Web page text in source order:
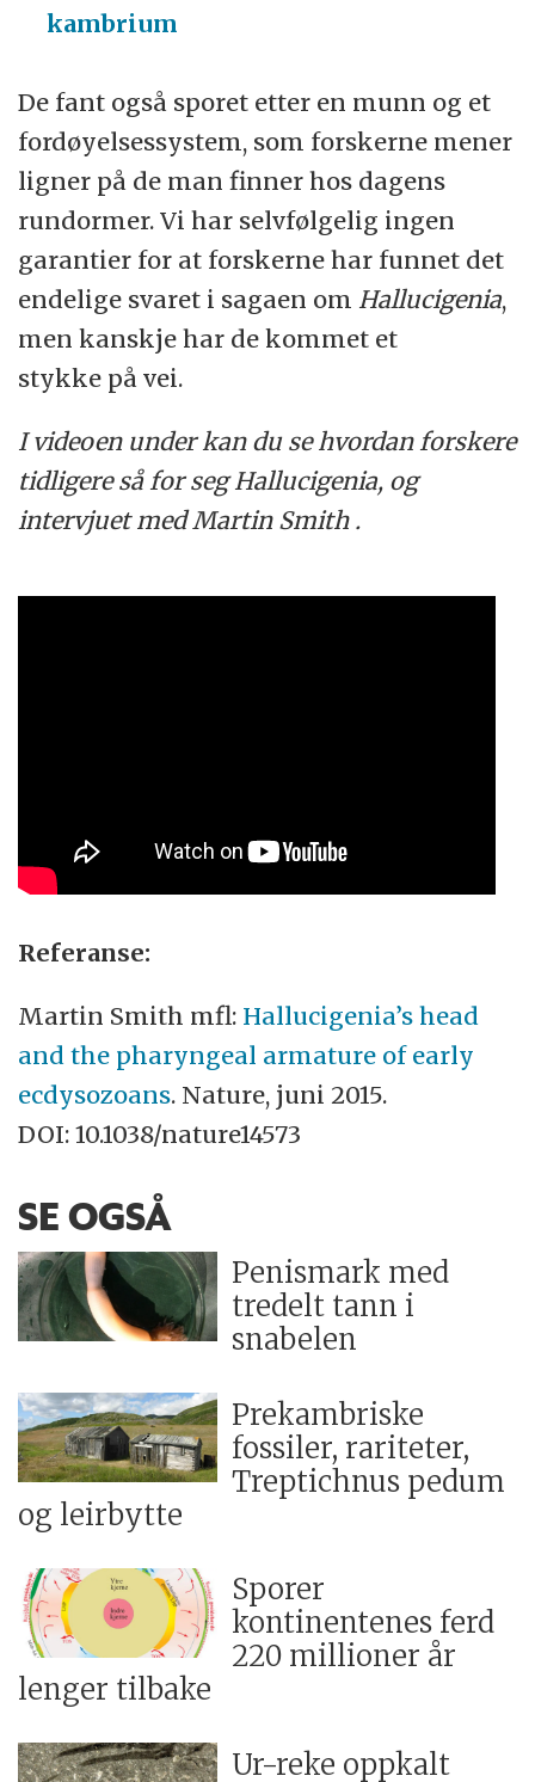
kambrium
De fant også sporet etter en munn og et
fordøyelsessystem, som forskerne mener
ligner på de man finner hos dagens
rundormer. Vi har selvfølgelig ingen
garantier for at forskerne har funnet det
endelige svaret i sagaen om Hallucigenia,
men kanskje har de kommet et
stykke på vei.
I videoen under kan du se hvordan forskere
tidligere så for seg Hallucigenia, og
intervjuet med Martin Smith .
Referanse:
Martin Smith mfl: Hallucigenia’s head
and the pharyngeal armature of early
ecdysozoans. Nature, juni 2015.
DOI: 10.1038/nature14573
SE OGSÅ
Penismark med
tredelt tann i
snabelen
Prekambriske
fossiler, rariteter,
Treptichnus pedum
og leirbytte
Sporer
kontinentenes ferd
220 millioner år
lenger tilbake
Ur-reke oppkalt